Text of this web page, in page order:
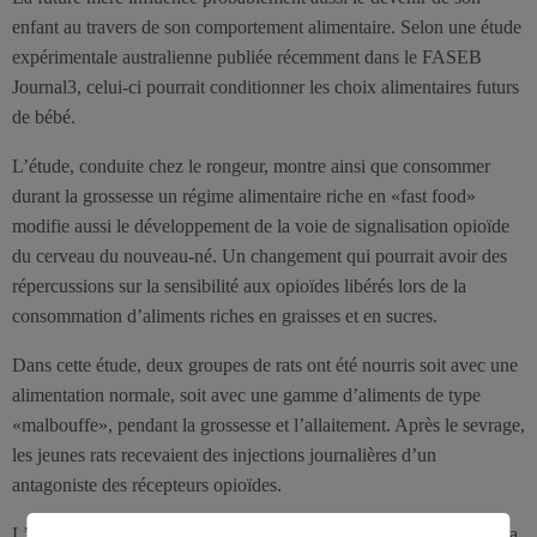
enfant au travers de son comportement alimentaire. Selon une étude
expérimentale australienne publiée récemment dans le FASEB
Journal3, celui-ci pourrait conditionner les choix alimentaires futurs
de bébé.
L’étude, conduite chez le rongeur, montre ainsi que consommer
durant la grossesse un régime alimentaire riche en «fast food»
modifie aussi le développement de la voie de signalisation opioïde
du cerveau du nouveau-né. Un changement qui pourrait avoir des
répercussions sur la sensibilité aux opioïdes libérés lors de la
consommation d’aliments riches en graisses et en sucres.
Dans cette étude, deux groupes de rats ont été nourris soit avec une
alimentation normale, soit avec une gamme d’aliments de type
«malbouffe», pendant la grossesse et l’allaitement. Après le sevrage,
les jeunes rats recevaient des injections journalières d’un
antagoniste des récepteurs opioïdes.